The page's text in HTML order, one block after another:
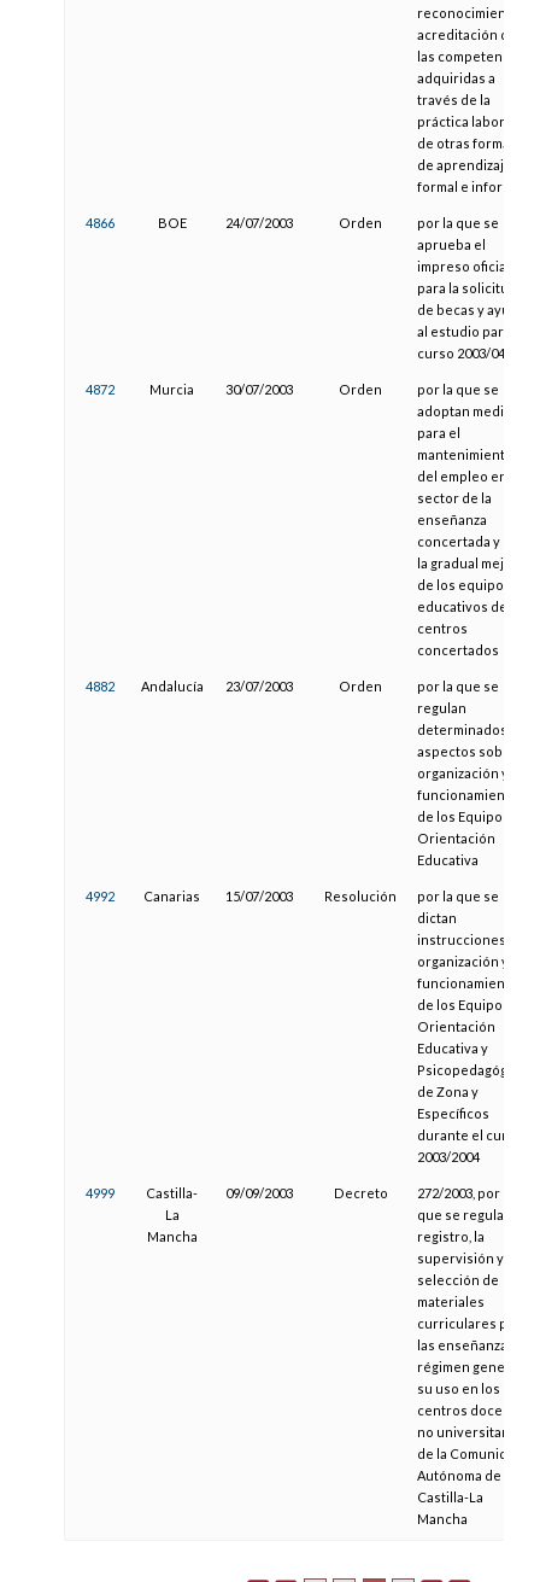
reconocimiento y
acreditación de
las competencias
adquiridas a
través de la
práctica laboral y
de otras formas
de aprendizaje no
formal e informal
4866 BOE 24/07/2003 Orden
por la que se
aprueba el
impreso oficial
para la solicitud
de becas y ayudas
al estudio para el
curso 2003/04
4872 Murcia 30/07/2003 Orden
por la que se
adoptan medidas
para el
mantenimiento
del empleo en el
sector de la
enseñanza
concertada y para
la gradual mejora
de los equipos
educativos de los
centros
concertados
4882 Andalucía 23/07/2003 Orden
por la que se
regulan
determinados
aspectos sobre la
organización y el
funcionamiento
de los Equipos de
Orientación
Educativa
4992 Canarias 15/07/2003 Resolución
por la que se
dictan
instrucciones de
organización y
funcionamiento
de los Equipos de
Orientación
Educativa y
Psicopedagógicos
de Zona y
Específicos
durante el curso
2003/2004
4999
Castilla-
La
Mancha
09/09/2003 Decreto
272/2003, por el
que se regula el
registro, la
supervisión y la
selección de
materiales
curriculares para
las enseñanzas de
régimen general y
su uso en los
centros docentes
no universitarios
de la Comunidad
Autónoma de
Castilla-La
Mancha